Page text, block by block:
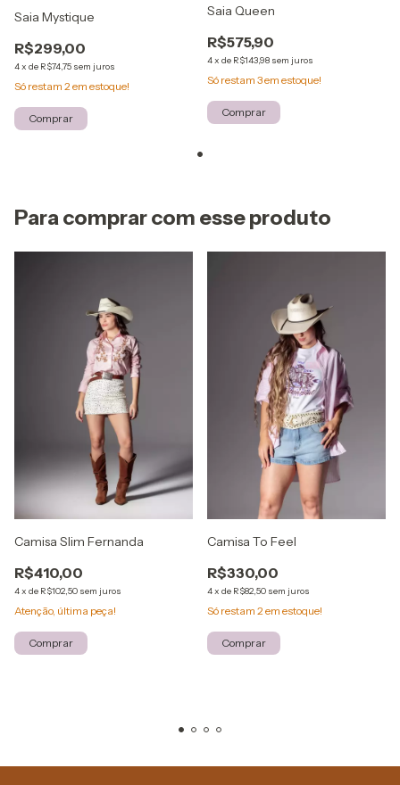
Saia Mystique
R$299,00
4x de R$74,75 sem juros
Só restam 2em estoque!
Comprar
Saia Queen
R$575,90
4x de R$143,98 sem juros
Só restam 3em estoque!
Comprar
Para comprar com esse produto
Camisa Slim Fernanda
R$410,00
4x de R$102,50 sem juros
Atenção, última peça!
Comprar
Camisa To Feel
R$330,00
4x de R$82,50 sem juros
Só restam 2em estoque!
Comprar